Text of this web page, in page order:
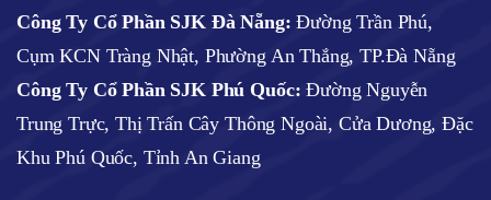
Công Ty Cổ Phần SJK Đà Nẵng: Đường Trần Phú,
Cụm KCN Tràng Nhật, Phường An Thắng, TP.Đà Nẵng
Công Ty Cổ Phần SJK Phú Quốc: Đường Nguyễn
Trung Trực, Thị Trấn Cây Thông Ngoài, Cửa Dương, Đặc
Khu Phú Quốc, Tỉnh An Giang